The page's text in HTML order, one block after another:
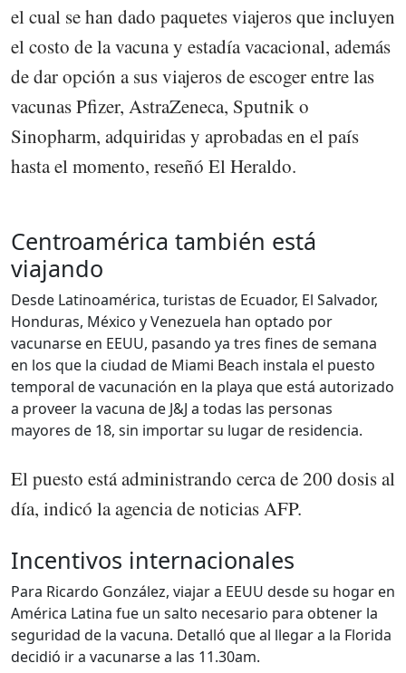
el cual se han dado paquetes viajeros que incluyen
el costo de la vacuna y estadía vacacional, además
de dar opción a sus viajeros de escoger entre las
vacunas Pfizer, AstraZeneca, Sputnik o
Sinopharm, adquiridas y aprobadas en el país
hasta el momento, reseñó El Heraldo.
Centroamérica también está
viajando
Desde Latinoamérica, turistas de Ecuador, El Salvador,
Honduras, México y Venezuela han optado por
vacunarse en EEUU, pasando ya tres fines de semana
en los que la ciudad de Miami Beach instala el puesto
temporal de vacunación en la playa que está autorizado
a proveer la vacuna de J&J a todas las personas
mayores de 18, sin importar su lugar de residencia.
El puesto está administrando cerca de 200 dosis al
día, indicó la agencia de noticias AFP.
Incentivos internacionales
Para Ricardo González, viajar a EEUU desde su hogar en
América Latina fue un salto necesario para obtener la
seguridad de la vacuna. Detalló que al llegar a la Florida
decidió ir a vacunarse a las 11.30am.